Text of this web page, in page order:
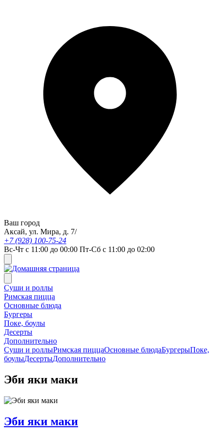
Ваш город
Аксай, ул. Мира, д. 7/
+7 (928) 100-75-24
Вс-Чт с 11:00 до 00:00 Пт-Сб с 11:00 до 02:00
Суши и роллы
Римская пицца
Основные блюда
Бургеры
Поке, боулы
Десерты
Дополнительно
Суши и роллыРимская пиццаОсновные блюдаБургерыПоке,
боулыДесертыДополнительно
Эби яки маки
Эби яки маки